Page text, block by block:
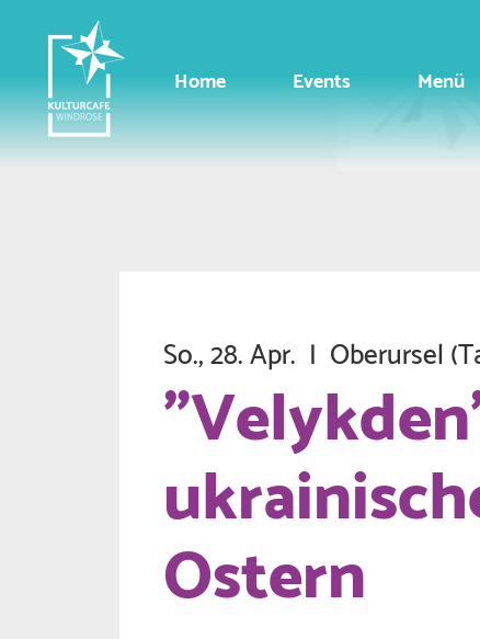
Home Events Menü
So., 28. Apr.
  |
Oberursel
Ostern